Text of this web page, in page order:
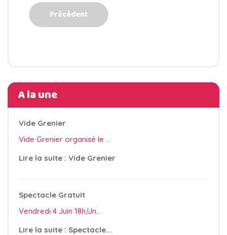
Précédent
A la une
Vide Grenier
Vide Grenier organisé le ...
Lire la suite : Vide Grenier
Spectacle Gratuit
Vendredi 4 Juin 18h,Un...
Lire la suite : Spectacle...